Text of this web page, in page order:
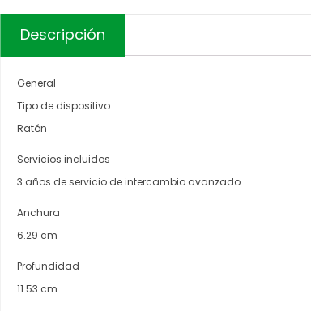
Descripción
General
Tipo de dispositivo
Ratón
Servicios incluidos
3 años de servicio de intercambio avanzado
Anchura
6.29 cm
Profundidad
11.53 cm